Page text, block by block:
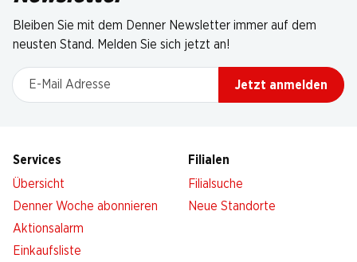
Bleiben Sie mit dem Denner Newsletter immer auf dem
neusten Stand. Melden Sie sich jetzt an!
E-Mail Adresse
Jetzt anmelden
Services
Übersicht
Denner Woche abonnieren
Aktionsalarm
Einkaufsliste
Filialen
Filialsuche
Neue Standorte